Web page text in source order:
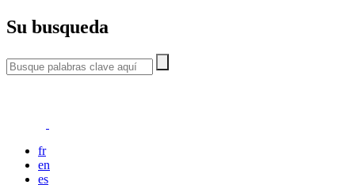
Su busqueda
fr
en
es